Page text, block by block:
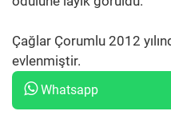
Çağlar Çorumlu 2012
evlenmiştir.
Whatsapp